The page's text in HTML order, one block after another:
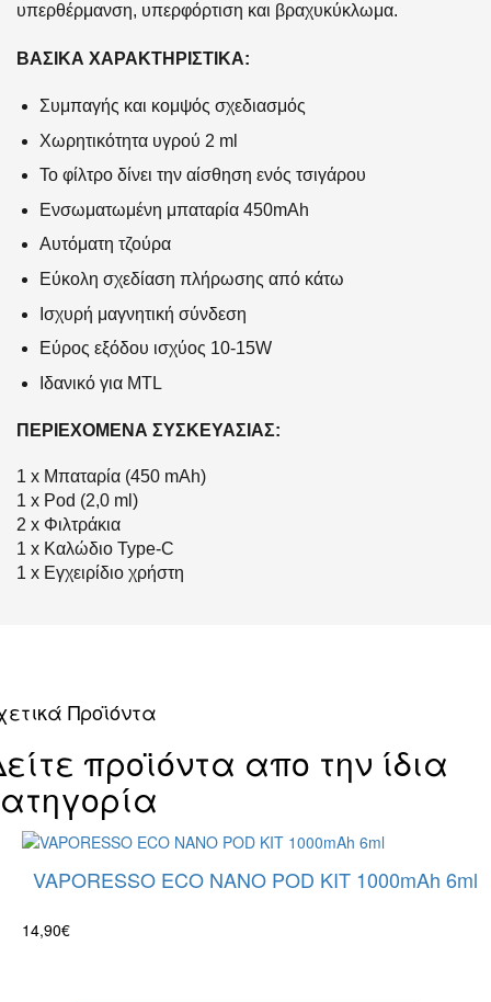
υπερθέρμανση, υπερφόρτιση και βραχυκύκλωμα.
ΒΑΣΙΚΑ ΧΑΡΑΚΤΗΡΙΣΤΙΚΑ:
Συμπαγής και κομψός σχεδιασμός
Χωρητικότητα υγρού 2 ml
Το φίλτρο δίνει την αίσθηση ενός τσιγάρου
Ενσωματωμένη μπαταρία 450mAh
Αυτόματη τζούρα
Εύκολη σχεδίαση πλήρωσης από κάτω
Ισχυρή μαγνητική σύνδεση
Εύρος εξόδου ισχύος 10-15W
Ιδανικό για MTL
ΠΕΡΙΕΧΟΜΕΝΑ ΣΥΣΚΕΥΑΣΙΑΣ:
1 x Μπαταρία (450 mAh)
1 x Pod (2,0 ml)
2 x Φιλτράκια
1 x Καλώδιο Type-C
1 x Εγχειρίδιο χρήστη
Προϊόντα
προϊόντα απο την ίδια
VAPORESSO ECO NANO POD KIT 1000mAh 6ml
14,90€